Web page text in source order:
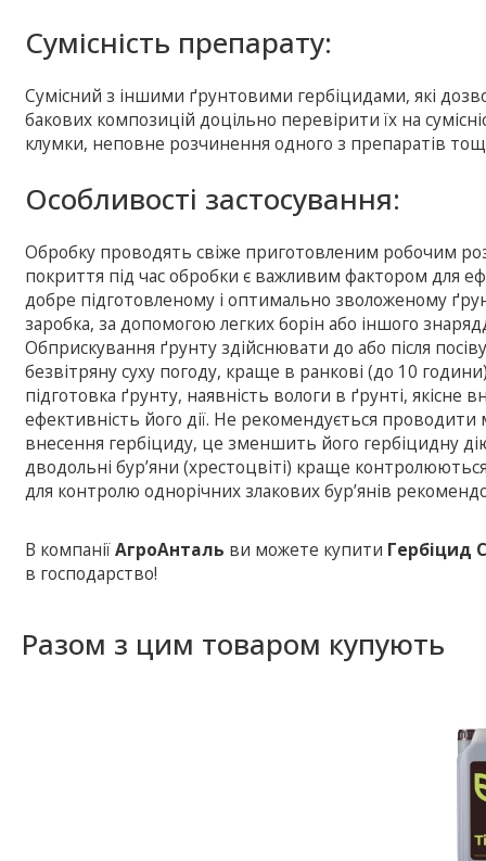
Сумісність препарату:
Сумісний з іншими ґрунтовими гербіцидами, які
бакових композицій доцільно перевірити їх на
клумки, неповне розчинення одного з препаратів
Особливостi застосування:
Обробку проводять свіже приготовленим робочим
покриття під час обробки є важливим фактором для
добре підготовленому і оптимально зволоженому
заробка, за допомогою легких борін або іншого
Обприскування ґрунту здійснювати до або після
безвітряну суху погоду, краще в ранкові (до 10
підготовка ґрунту, наявність вологи в ґрунті,
ефективність його дії. Не рекомендується проводити
внесення гербіциду, це зменшить його гербіцидну
дводольні бур’яни (хрестоцвіті) краще
для контролю однорічних злакових бур’янів
В компаніїАгроАнталь ви можете купити Гербіцид
в господарство!
Разом з цим товаром купують